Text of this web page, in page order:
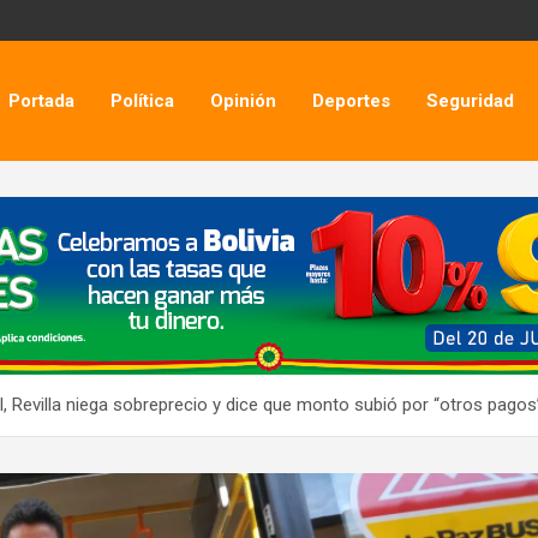
Portada Política Opinión Deportes Seguridad
niega sobreprecio y dice que monto subió por “otros